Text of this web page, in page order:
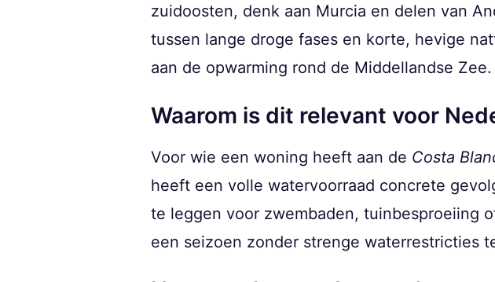
zuidoosten, denk aan Murcia en delen van
tussen lange droge fases en korte, hevige
aan de opwarming rond de Middellandse Zee.
Waarom is dit relevant voor
Voor wie een woning heeft aan de Costa
heeft een volle watervoorraad concrete
te leggen voor zwembaden, tuinbesproeiing
een seizoen zonder strenge waterrestricties